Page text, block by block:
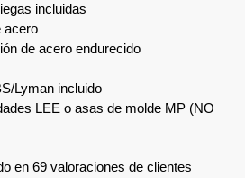
incluidas
acero
de acero endurecido
Lyman incluido
LEE o asas de molde MP (NO
en 69 valoraciones de clientes